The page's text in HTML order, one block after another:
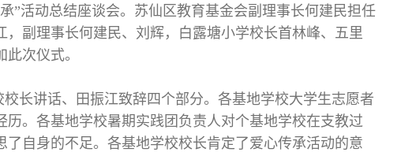
”活动总结座谈会。苏仙区教育基金会副理事长何建民担任
副理事长何建民、刘辉，白露塘小学校长首林峰、五里
次仪式。
长讲话、田振江致辞四个部分。各基地学校大学生志愿者
。各基地学校暑期实践团负责人对个基地学校在支教过
自身的不足。各基地学校校长肯定了爱心传承活动的意